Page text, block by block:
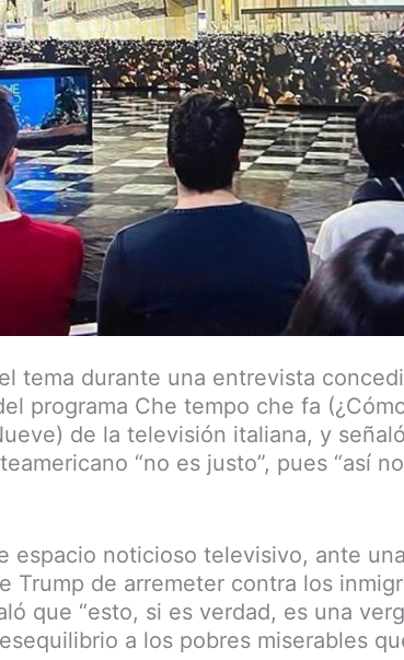
tema durante una entrevista
programa Che tempo che fa
de la televisión italiana, y
“no es justo”, pues “así
espacio noticioso televisivo, ante
Trump de arremeter contra los
que “esto, si es verdad, es una
a los pobres miserables